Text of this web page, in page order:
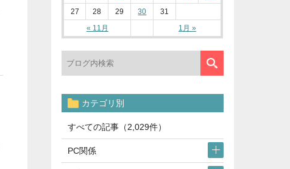
« 11月 1月 »
27
28 29 30 31
カテゴリ別
すべての記事（2,029件）
PC関係